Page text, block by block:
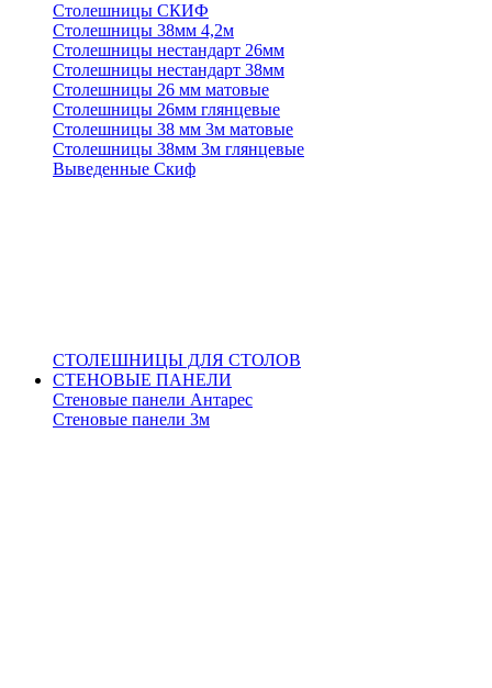
Столешницы СКИФ
Столешницы 38мм 4,2м
Столешницы нестандарт 26мм
Столешницы нестандарт 38мм
Столешницы 26 мм матовые
Столешницы 26мм глянцевые
Столешницы 38 мм 3м матовые
Столешницы 38мм 3м глянцевые
Выведенные Скиф
СТОЛЕШНИЦЫ ДЛЯ СТОЛОВ
СТЕНОВЫЕ ПАНЕЛИ
Стеновые панели Антарес
Стеновые панели 3м